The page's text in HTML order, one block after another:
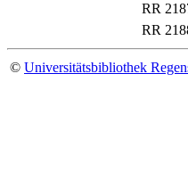
RR
RR
© Universitätsbibliothek